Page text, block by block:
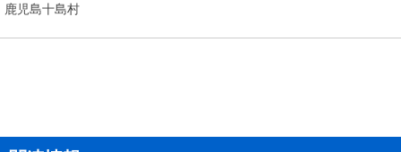
鹿児島十島村